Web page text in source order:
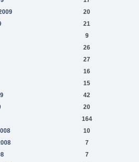
20
21
9
26
27
16
15
42
20
164
10
7
7